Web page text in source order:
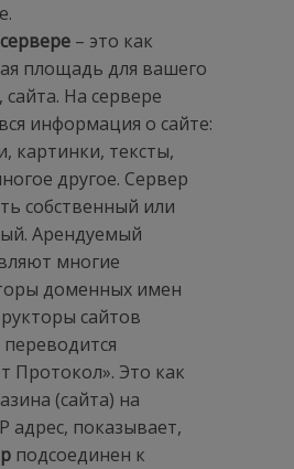
– это как
площадь для вашего
сайта. На сервере
информация о сайте:
картинки, тексты,
другое. Сервер
собственный или
Арендуемый
многие
доменных имен
сайтов
переводится
Протокол». Это как
(сайта) на
адрес, показывает,
подсоединен к